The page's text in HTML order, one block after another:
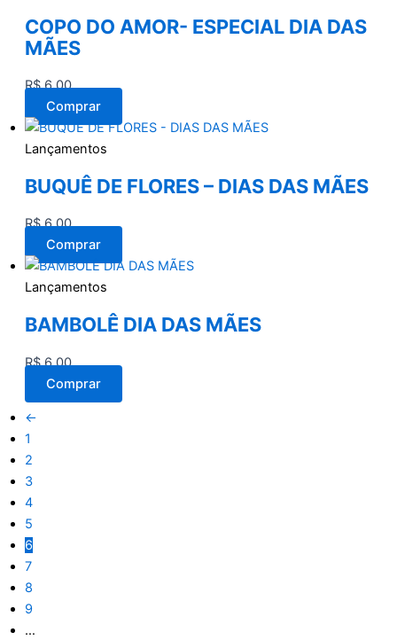
COPO DO AMOR- ESPECIAL DIA DAS
MÃES
R$6,00
Comprar
Lançamentos
BUQUÊ DE FLORES – DIAS DAS MÃES
R$6,00
Comprar
Lançamentos
BAMBOLÊ DIA DAS MÃES
R$6,00
Comprar
←
1
2
3
4
5
6
7
8
9
…